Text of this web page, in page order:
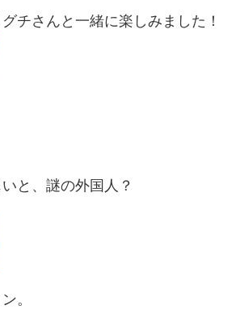
チさんと一緒に楽しみました！
と、謎の外国人？
。